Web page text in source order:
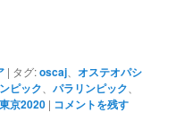
| タグ:oscaj 、オステオパシ
ピック 、パラリンピック
東京2020 | コメントを残す